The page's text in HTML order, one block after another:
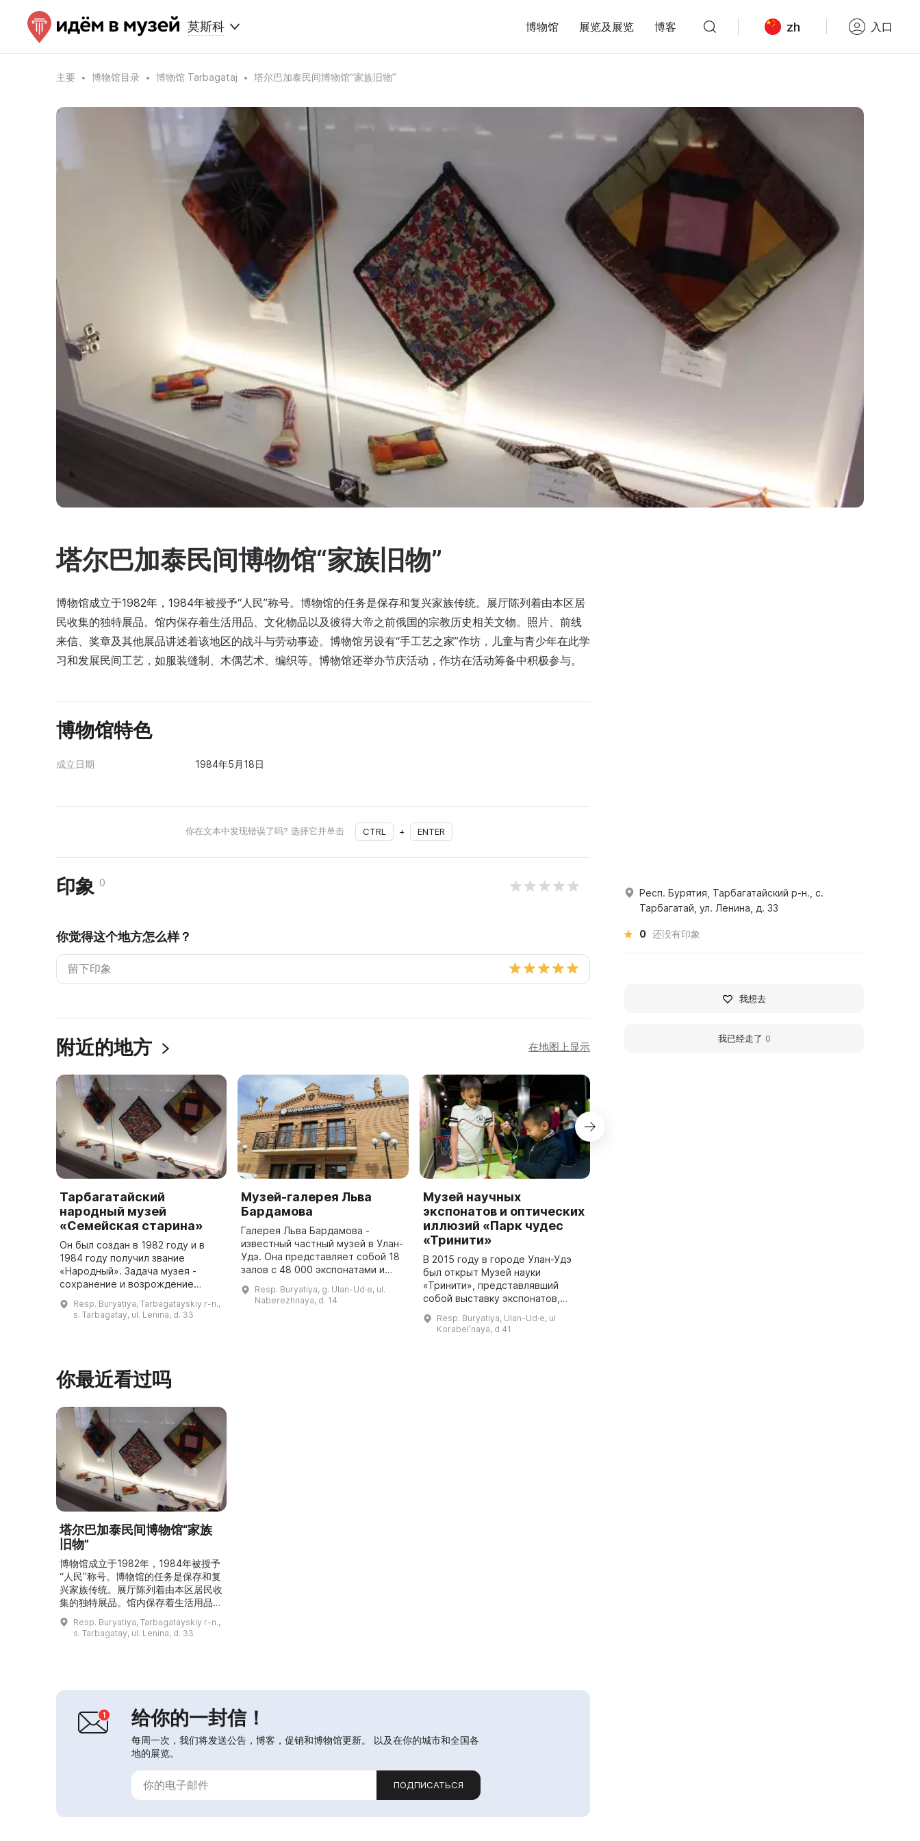
莫斯科 博物馆 展览及展览 博客 zh 入口
主要 博物馆目录 博物馆 Tarbagataj 塔尔巴加泰民间博物馆“家族旧物”
塔尔巴加泰民间博物馆“家族旧物”
博物馆成立于1982年，1984年被授予“人民”称号。博物馆的任务是保存和复兴家族传统。展厅陈列着由本区居
民收集的独特展品。馆内保存着生活用品、文化物品以及彼得大帝之前俄国的宗教历史相关文物。照片、前线
来信、奖章及其他展品讲述着该地区的战斗与劳动事迹。博物馆另设有“手工艺之家”作坊，儿童与青少年在此学
习和发展民间工艺，如服装缝制、木偶艺术、编织等。博物馆还举办节庆活动，作坊在活动筹备中积极参与。
博物馆特色
成立日期 1984年5月18日
你在文本中发现错误了吗? 选择它并单击 CTRL + ENTER
印象 0
你觉得这个地方怎么样？
附近的地方 在地图上显示
Тарбагатайский
народный музей
«Семейская старина»
Он был создан в 1982 году и в
1984 году получил звание
«Народный». Задача музея -
сохранение и возрождение
украшены уникальными
экспонатами, которые были
Resp. Buryatiya, Tarbagatayskiy r-n.,
s. Tarbagatay, ul. Lenina, d. 33
Музей-галерея Льва
Бардамова
Галерея Льва Бардамова -
известный частный музей в Улан-
Удэ. Она представляет собой 18
залов с 48 000 экспонатами и
художников, а также множество
Resp. Buryatiya, g. Ulan-Ud·e, ul.
Naberezhnaya, d. 14
Музей научных
экспонатов и оптических
иллюзий «Парк чудес
«Тринити»
В 2015 году в городе Улан-Удэ
был открыт Музей науки
«Тринити», представлявший
собой выставку экспонатов,
физики. С тех пор здесь
появились многочисленные
Resp. Buryatiya, Ulan-Ud·e, ul
Korabelʹnaya, d 41
你最近看过吗
塔尔巴加泰民间博物馆“家族
旧物”
博物馆成立于1982年，1984年被授予
“人民”称号。博物馆的任务是保存和复
兴家族传统。展厅陈列着由本区居民收
集的独特展品。馆内保存着生活用品、
文化物品以及彼得大帝之前俄国的宗教
历史相关文物。照片、前线来信、奖章
及其他展品讲述着该地区的战斗与劳动
等。博物馆还举办节庆活动，作坊在活
动筹备中积极参与。...
Resp. Buryatiya, Tarbagatayskiy r-n.,
s. Tarbagatay, ul. Lenina, d. 33
给你的一封信！
每周一次，我们将发送公告，博客，促销和博物馆更新。 以及在你的城市和全国各
地的展览。
ПОДПИСАТЬСЯ
Респ. Бурятия, Тарбагатайский р-н., с.
Тарбагатай, ул. Ленина, д. 33
0 还没有印象
我想去
我已经走了 0